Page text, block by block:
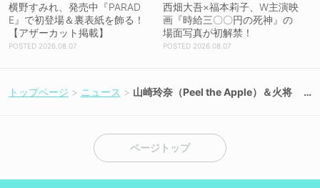
横野すみれ、発売中『PARAD
E』で初登場＆裏表紙を飾る！
【アザーカット掲載】
2026.08.07
西畑大吾×福本莉子、W主演映
画『時給三〇〇円の死神』の
場面写真が初解禁！
2026.08.07
トップページ ニュース
山崎玲奈（Peel the Apple）＆火将
ページトップ